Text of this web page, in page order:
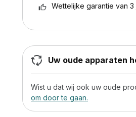
Wettelijke garantie van 3
Uw oude apparaten
Wist u dat wij ook uw oude
om door te gaan.